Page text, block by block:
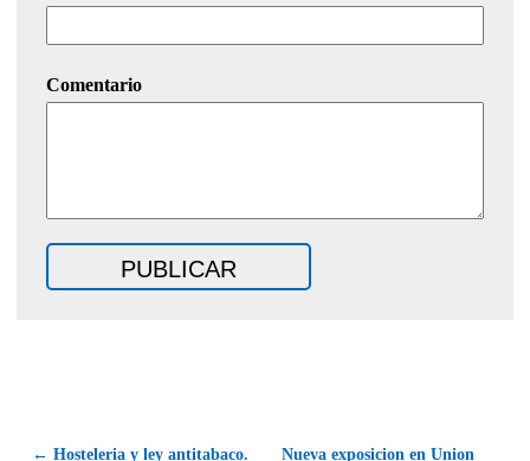
Comentario
← Hosteleria y ley antitabaco. Nueva exposicion en Union